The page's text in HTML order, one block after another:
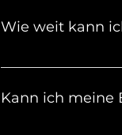
Wie weit kann
Du kannst bis zu
Kann ich meine